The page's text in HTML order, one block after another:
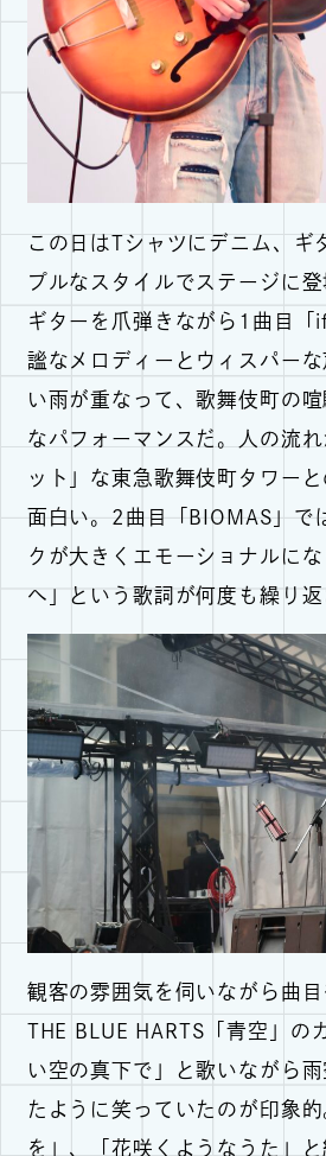
この日はTシャツにデニム、ギ
プルなスタイルでステージに
ギターを爪弾きながら1曲目「
謐なメロディーとウィスパー
い雨が重なって、歌舞伎町の
なパフォーマンスだ。人の流
ット」な東急歌舞伎町タワー
面白い。2曲目「BIOMAS」で
クが大きくエモーショナルに
へ」という歌詞が何度も繰り返
観客の雰囲気を伺いながら曲目
THE BLUE HARTS「青空」の
い空の真下で」と歌いながら
たように笑っていたのが印象
を」、「花咲くようなうた」